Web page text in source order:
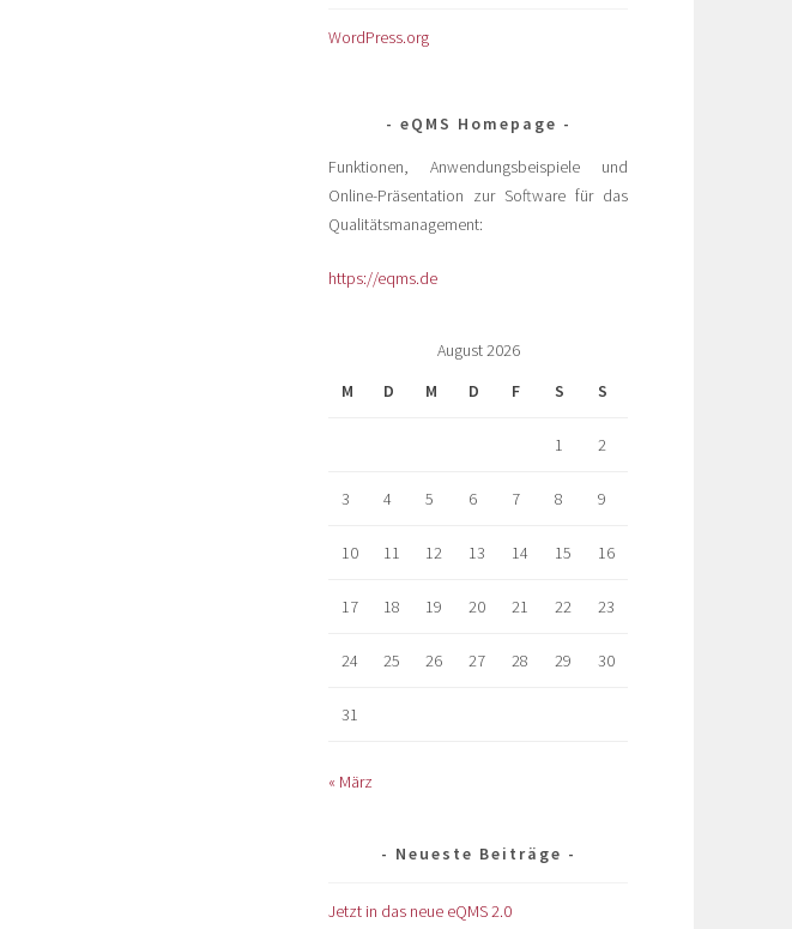
WordPress.org
eQMS Homepage
Funktionen, Anwendungsbeispiele und
Online-Präsentation zur Software für das
Qualitätsmanagement:
https://eqms.de
August 2026
M
D M D F S S
1 2
3 4 5 6 7 8 9
10 11 12 13 14 15 16
17 18 19 20 21 22 23
24 25 26 27 28 29 30
31
« März
Neueste Beiträge
Jetzt in das neue eQMS 2.0